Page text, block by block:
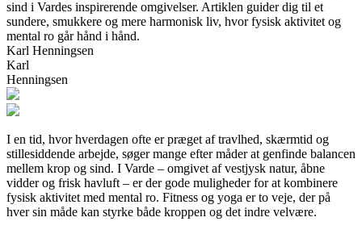
sind i Vardes inspirerende omgivelser. Artiklen guider dig til et
sundere, smukkere og mere harmonisk liv, hvor fysisk aktivitet og
mental ro går hånd i hånd.
Karl Henningsen
Karl
Henningsen
I en tid, hvor hverdagen ofte er præget af travlhed, skærmtid og
stillesiddende arbejde, søger mange efter måder at genfinde balancen
mellem krop og sind. I Varde – omgivet af vestjysk natur, åbne
vidder og frisk havluft – er der gode muligheder for at kombinere
fysisk aktivitet med mental ro. Fitness og yoga er to veje, der på
hver sin måde kan styrke både kroppen og det indre velvære.